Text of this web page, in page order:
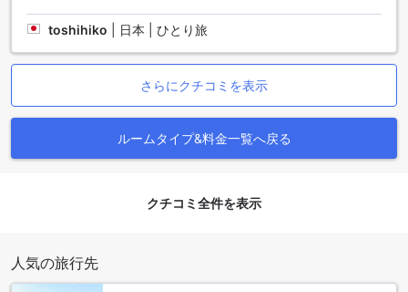
ーション
ンラーチャシーマーに位置する素晴らしいホテルです。この
ホテルは、市内の中心部に位置しており、観光スポットやシ
ナコーン ラーチャシーマー シティセンターの周辺には、ナイ
た、ホテルからはナコーンラーチャシーマーの美しい景色を
一望することができます。ホテルのスタッフは親切でフレン
toshihiko 日本 | ひとり旅
さらにクチコミを表示
ルームタイプ&料金一覧へ戻る
クチコミ全件を表示
人気の旅行先